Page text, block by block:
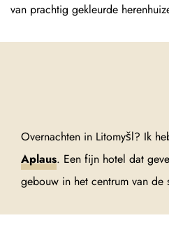
van prachtig gekleurde
Overnachten in Litomyšl? Ik
Aplaus. Een fijn hotel dat
gebouw in het centrum van de